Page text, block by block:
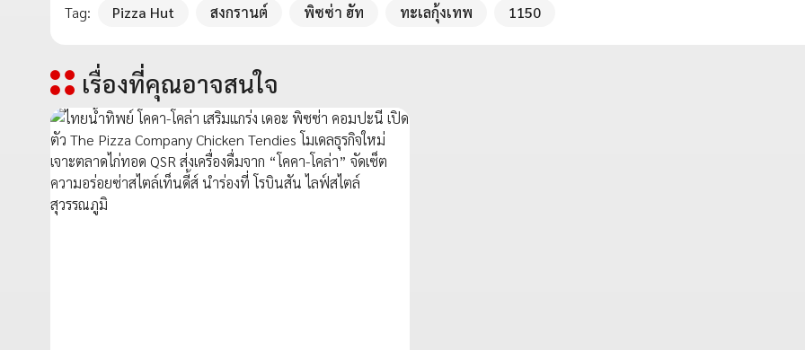
Tag: Pizza Hut สงกรานต์ พิซซ่า ฮัท ทะเลกุ้งเทพ 1150
เรื่องที่คุณอาจสนใจ